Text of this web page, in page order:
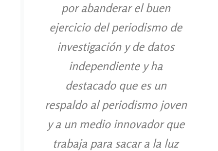
por abanderar el buen
ejercicio del periodismo de
investigación y de datos
independiente y ha
destacado que es un
respaldo al periodismo joven
y a un medio innovador que
trabaja para sacar a la luz